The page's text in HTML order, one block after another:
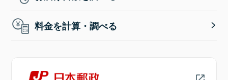
料金を計算・調べる